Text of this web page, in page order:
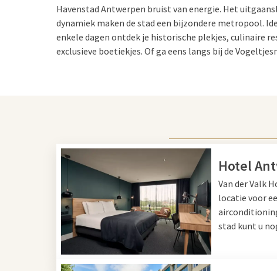
Havenstad Antwerpen bruist van energie. Het
dynamiek maken de stad een bijzondere metropool.
enkele dagen ontdek je historische plekjes, culinaire
exclusieve boetiekjes. Of ga eens langs bij de
Met of zonder gids, een stadswandeling door het
Antwerpen is een absolute must. Maak een tocht door
bezienswaardigheden zoals de Onze-Lieve-
schitterende muurschilderingen van onder andere
Zoo Antwerpen, een van Europa's oudste
rondleidingen waarmee u kunt zien hoe hét bier van
Centraal Station ligt de Diamantwijk, de trots van
gehandeld in diamanten en u kunt zelf ook kopen in een
diamantwinkeltjes.
Hotel
Van der Valk
locatie voor
stad kunt u